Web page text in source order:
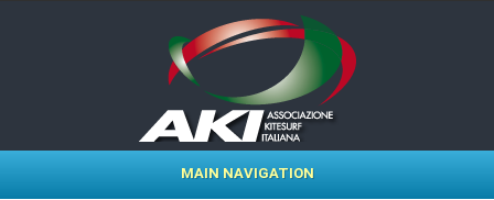
MAIN NAVIGATION